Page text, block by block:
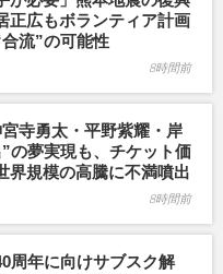
正広もボランティア計画
流”の可能性
8時間前
宮寺勇太・平野紫耀・岸
の夢実現も、チケット価
界規模の高騰に不満噴出
8時間前
周年に向けサブスク解